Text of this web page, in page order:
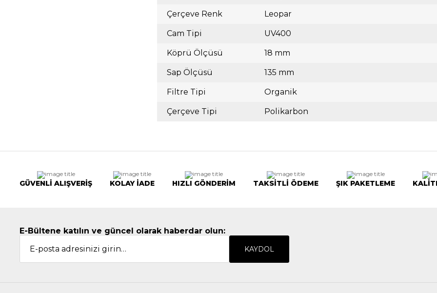
Çerçeve Renk Leopar
Cam Tipi UV400
Köprü Ölçüsü 18 mm
Sap Ölçüsü 135 mm
Filtre Tipi Organik
Çerçeve Tipi Polikarbon
GÜVENLİ ALIŞVERİŞ KOLAY İADE HIZLI GÖNDERİM TAKSİTLİ ÖDEME ŞIK PAKETLEME
E-Bültene katılın ve güncel olarak haberdar olun:
KAYDOL